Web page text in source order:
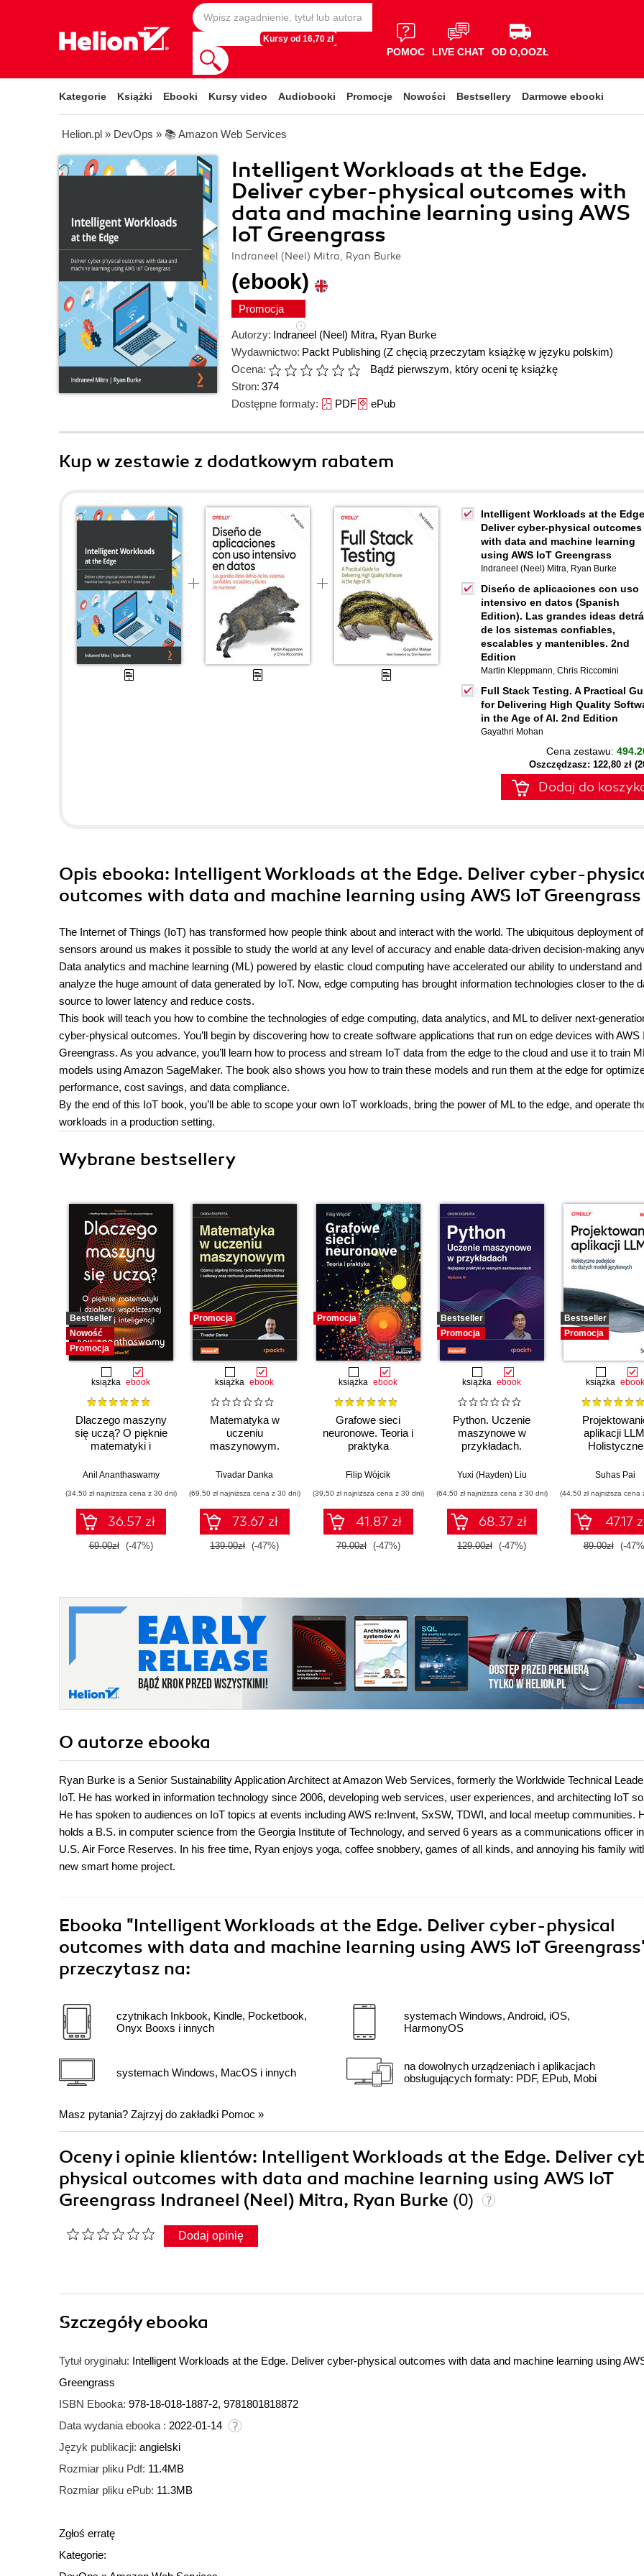
Kursy od 16,70 zł
POMOC LIVE CHAT OD O,OOZŁ
Kategorie Książki Ebooki Kursy video Audiobooki Promocje Nowości Bestsellery Darmowe ebooki
Helion.pl » DevOps » 📚 Amazon Web Services
Intelligent Workloads at the Edge.
Deliver cyber-physical outcomes with
data and machine learning using AWS
IoT Greengrass
Indraneel (Neel) Mitra, Ryan Burke
(ebook)
Promocja
Autorzy: Indraneel (Neel) Mitra, Ryan Burke
Wydawnictwo: Packt Publishing (Z chęcią przeczytam książkę w języku polskim)
Ocena:
Bądź pierwszym, który oceni tę książkę
Stron: 374
Dostępne formaty: PDFePub
Kup w zestawie z dodatkowym rabatem
Intelligent Workloads at the
Deliver cyber-physical outcomes
with data and machine learning
using AWS IoT Greengrass
Indraneel (Neel) Mitra, Ryan Burke
Diseńo de aplicaciones con uso
intensivo en datos (Spanish
Edition). Las grandes ideas
de los sistemas confiables,
escalables y mantenibles. 2nd
Edition
Martin Kleppmann, Chris Riccomini
Full Stack Testing. A Practical
for Delivering High Quality
in the Age of AI. 2nd Edition
Gayathri Mohan
Cena zestawu:
Oszczędzasz: 122,80 zł
Dodaj do
Opis ebooka: Intelligent Workloads at the Edge. Deliver cyber-
outcomes with data and machine learning using AWS IoT Greengrass
The Internet of Things (IoT) has transformed how people think about and interact with the world. The ubiquitous deployment of
sensors around us makes it possible to study the world at any level of accuracy and enable data-driven decision-making
Data analytics and machine learning (ML) powered by elastic cloud computing have accelerated our ability to understand and
analyze the huge amount of data generated by IoT. Now, edge computing has brought information technologies closer to the
source to lower latency and reduce costs.
This book will teach you how to combine the technologies of edge computing, data analytics, and ML to deliver next-
cyber-physical outcomes. You’ll begin by discovering how to create software applications that run on edge devices with AWS
Greengrass. As you advance, you’ll learn how to process and stream IoT data from the edge to the cloud and use it to train
models using Amazon SageMaker. The book also shows you how to train these models and run them at the edge for
performance, cost savings, and data compliance.
By the end of this IoT book, you’ll be able to scope your own IoT workloads, bring the power of ML to the edge, and operate
workloads in a production setting.
Wybrane bestsellery
Bestseller
Nowość
Promocja
książka ebook
Dlaczego maszyny
się uczą? O pięknie
matematyki i
współczesnej
Anil Ananthaswamy
(34,50 zł najniższa cena z 30 dni)
36.57 zł
69.00zł (-47%)
Promocja
książka ebook
Matematyka w
uczeniu
maszynowym.
liniową, rachunek
całkowy oraz
rachunek
prawdopodobieństwa
Tivadar Danka
(69,50 zł najniższa cena z 30 dni)
73.67 zł
139.00zł (-47%)
Promocja
książka ebook
Grafowe sieci
neuronowe. Teoria i
praktyka
Filip Wójcik
(39,50 zł najniższa cena z 30 dni)
41.87 zł
79.00zł (-47%)
Bestseller
Promocja
książka ebook
Python. Uczenie
maszynowe w
przykładach.
realnych
Wydanie IV
Yuxi (Hayden) Liu
(64,50 zł najniższa cena z 30 dni)
68.37 zł
129.00zł (-47%)
Bestseller
Promocja
książka ebook
aplikacji
Holistyczne
modeliSuhas Pai
(44,50 zł najniższa cena
47.17
89.00zł (-
O autorze ebooka
Ryan Burke is a Senior Sustainability Application Architect at Amazon Web Services, formerly the Worldwide Technical
IoT. He has worked in information technology since 2006, developing web services, user experiences, and architecting IoT
He has spoken to audiences on IoT topics at events including AWS re:Invent, SxSW, TDWI, and local meetup communities.
holds a B.S. in computer science from the Georgia Institute of Technology, and served 6 years as a communications officer
U.S. Air Force Reserves. In his free time, Ryan enjoys yoga, coffee snobbery, games of all kinds, and annoying his family
new smart home project.
Ebooka "Intelligent Workloads at the Edge. Deliver cyber-physical
outcomes with data and machine learning using AWS IoT
przeczytasz na:
czytnikach Inkbook, Kindle, Pocketbook,
Onyx Booxs i innych
systemach Windows, MacOS i innych
systemach Windows, Android, iOS,
HarmonyOS
na dowolnych urządzeniach i aplikacjach
obsługujących formaty: PDF, EPub, Mobi
Masz pytania? Zajrzyj do zakładki Pomoc »
Oceny i opinie klientów: Intelligent Workloads at the Edge. Deliver
physical outcomes with data and machine learning using AWS IoT
Greengrass Indraneel (Neel) Mitra, Ryan Burke (0)
Dodaj opinię
Szczegółyebooka
Tytuł oryginału: Intelligent Workloads at the Edge. Deliver cyber-physical outcomes with data and machine learning using
Greengrass
ISBN Ebooka: 978-18-018-1887-2, 9781801818872
Data wydania ebooka : 2022-01-14
Język publikacji: angielski
Rozmiar pliku Pdf: 11.4MB
Rozmiar pliku ePub: 11.3MB
Zgłoś erratę
Kategorie: